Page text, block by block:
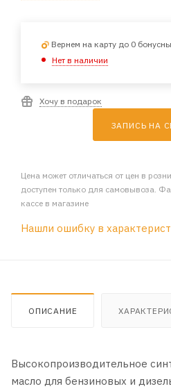
Вернем на карту до 0
Нет в наличии
Хочу в подарок
ЗАПИСЬ НА
Цена может отличаться от цен в
доступен только для самовывоза.
кассе в магазине
Нашли ошибку в
ОПИСАНИЕ
Высокопроизводительное
масло для бензиновых и